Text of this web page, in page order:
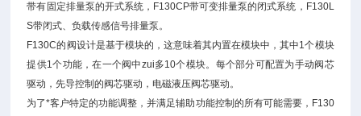
带有固定排量泵的开式系统，F130CP带可变排量泵的闭式系统，F130L
S带闭式、负载传感信号排量泵。
F130C的阀设计是基于模块的，这意味着其内置在模块中，其中1个模块
提供1个功能，在一个阀中zui多10个模块。每个部分可配置为手动阀芯
驱动，先导控制的阀芯驱动，电磁液压阀芯驱动。
为了*客户特定的功能调整，并满足辅助功能控制的所有可能需要，F130